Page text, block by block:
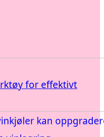
for effektivt